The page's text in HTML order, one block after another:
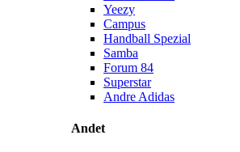
Yeezy
Campus
Handball Spezial
Samba
Forum 84
Superstar
Andre Adidas
Andet